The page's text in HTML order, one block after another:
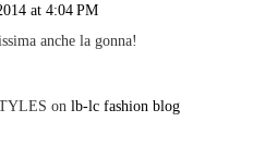
at 4:04 PM
anche la gonna!
on lb-lc fashion blog